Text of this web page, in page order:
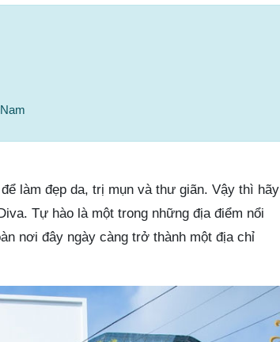
làm đẹp da, trị mụn và thư giãn. Vậy thì hãy
Tự hào là một trong những địa điểm nổi
nơi đây ngày càng trở thành một địa chỉ